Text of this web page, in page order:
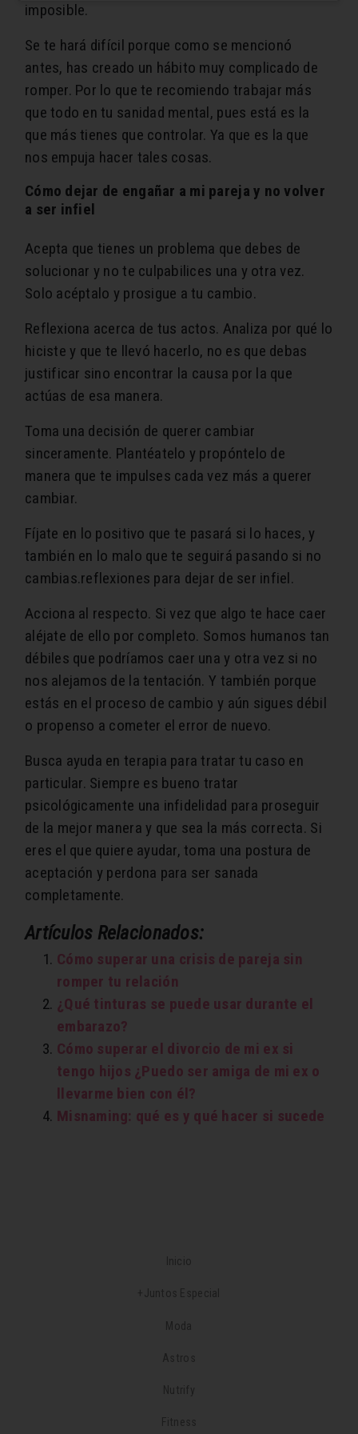
imposible.
Se te hará difícil porque como se mencionó
antes, has creado un hábito muy complicado de
romper. Por lo que te recomiendo trabajar más
que todo en tu sanidad mental, pues está es la
que más tienes que controlar. Ya que es la que
nos empuja hacer tales cosas.
Cómo dejar de engañar a mi pareja y no volver
a ser infiel
Acepta que tienes un problema que debes de
solucionar y no te culpabilices una y otra vez.
Solo acéptalo y prosigue a tu cambio.
Reflexiona acerca de tus actos. Analiza por qué lo
hiciste y que te llevó hacerlo, no es que debas
justificar sino encontrar la causa por la que
actúas de esa manera.
Toma una decisión de querer cambiar
sinceramente. Plantéatelo y propóntelo de
manera que te impulses cada vez más a querer
cambiar.
Fíjate en lo positivo que te pasará si lo haces, y
también en lo malo que te seguirá pasando si no
cambias.reflexiones para dejar de ser infiel.
Acciona al respecto. Si vez que algo te hace caer
aléjate de ello por completo. Somos humanos tan
débiles que podríamos caer una y otra vez si no
nos alejamos de la tentación. Y también porque
estás en el proceso de cambio y aún sigues débil
o propenso a cometer el error de nuevo.
Busca ayuda en terapia para tratar tu caso en
particular. Siempre es bueno tratar
psicológicamente una infidelidad para proseguir
de la mejor manera y que sea la más correcta. Si
eres el que quiere ayudar, toma una postura de
aceptación y perdona para ser sanada
completamente.
Artículos Relacionados:
Cómo superar una crisis de pareja sin
romper tu relación
¿Qué tinturas se puede usar durante el
embarazo?
Cómo superar el divorcio de mi ex si
tengo hijos ¿Puedo ser amiga de mi ex o
llevarme bien con él?
Misnaming: qué es y qué hacer si sucede
Inicio
+Juntos Especial
Moda
Astros
Nutrify
Fitness